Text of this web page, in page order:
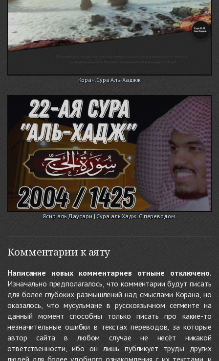
Коран.Сура Аль-Хаджж
Ясир аль Даусари | Сура аль Хадж. С переводом.
Комментарии к аяту
Написание новых комментариев отныне отключено.
Изначально предполагалось, что комментарии будут писать
для более глубоких размышлений над смыслами Корана, но
оказалось, что мусульмане в русскоязычном сегменте на
данный момент способны только писать про какие-то
незначительные ошибки в текстах переводов, за которые
автор сайта в любом случае не несёт никакой
ответственности, ибо он лишь публикует труды других
людей для более удобного ознакомления с их текстами, и